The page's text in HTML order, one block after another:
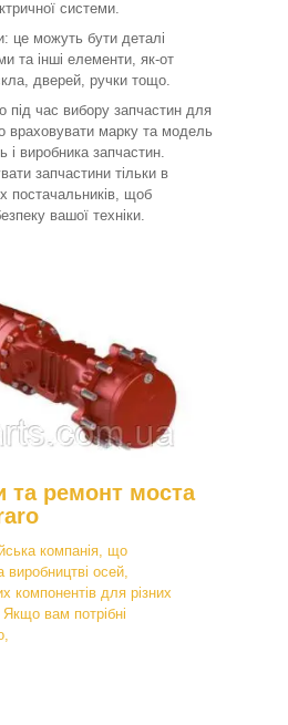
системи.
це можуть бути деталі
та інші елементи, як-от
дверей, ручки тощо.
під час вибору запчастин для
враховувати марку та модель
і виробника запчастин.
запчастини тільки в
постачальників, щоб
вашої техніки.
та ремонт моста
компанія, що
виробництві осей,
компонентів для різних
Якщо вам потрібні